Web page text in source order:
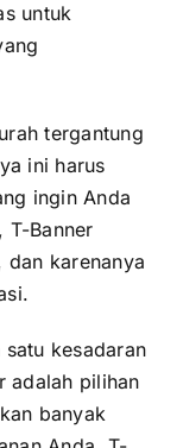
untuk
tergantung
ini harus
ingin Anda
T-Banner
dan karenanya
kesadaran
adalah pilihan
banyak